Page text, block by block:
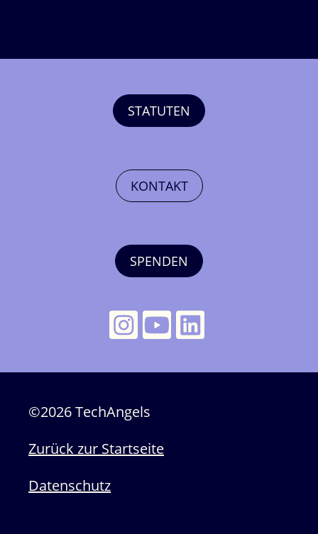
STATUTEN
KONTAKT
SPENDEN
©2026 TechAngels
Zurück zur Startseite
Datenschutz